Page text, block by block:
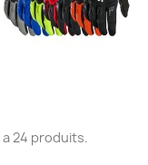
a 24 produits.